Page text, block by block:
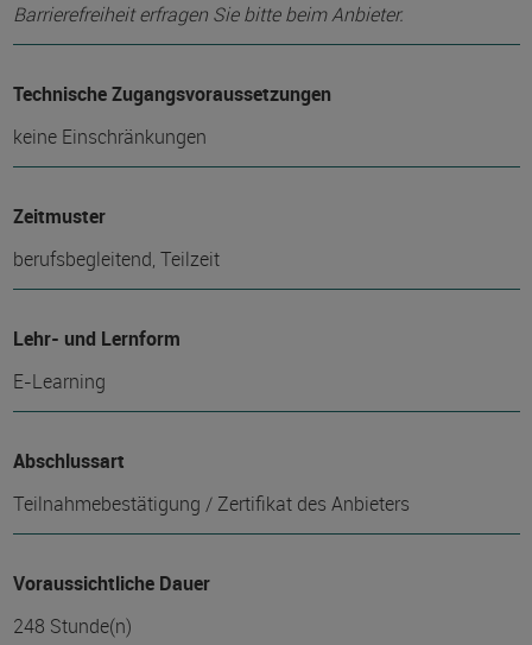
Barrierefreiheit erfragen Sie bitte beim Anbieter.
Technische Zugangsvoraussetzungen
keine Einschränkungen
Zeitmuster
berufsbegleitend, Teilzeit
Lehr- und Lernform
E-Learning
Abschlussart
Teilnahmebestätigung / Zertifikat des Anbieters
Voraussichtliche Dauer
248 Stunde(n)